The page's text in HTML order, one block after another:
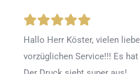
Hallo Herr Köster, vielen
vorzüglichen Service!!! Es